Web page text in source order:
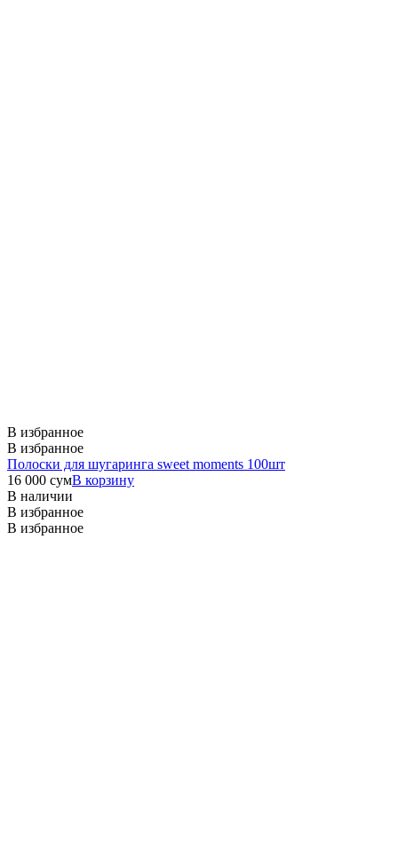
В избранное
В избранное
Полоски для шугаринга sweet moments 100шт
16 000 сумВ корзину
В наличии
В избранное
В избранное